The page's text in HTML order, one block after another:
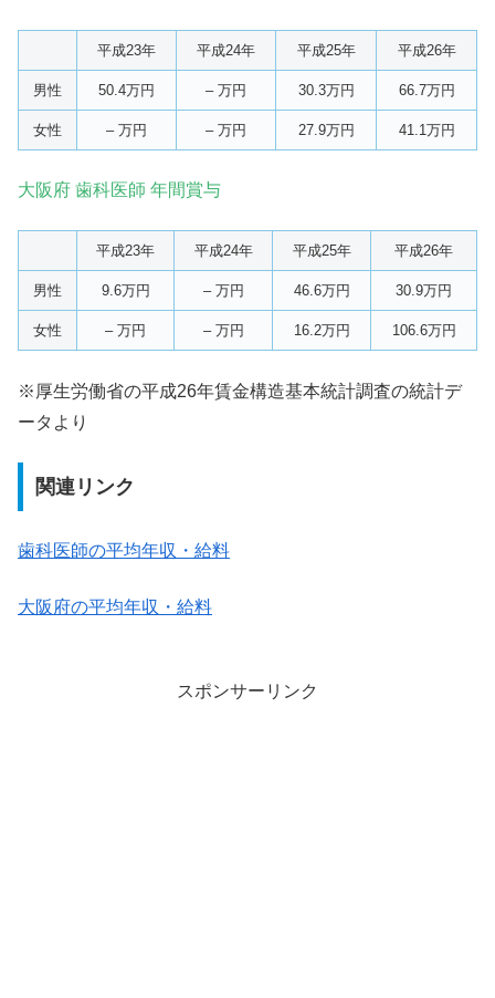
平成23年 平成24年 平成25年 平成26年
男性 50.4万円 – 万円 30.3万円 66.7万円
女性 – 万円 – 万円 27.9万円 41.1万円
大阪府 歯科医師 年間賞与
平成23年 平成24年 平成25年 平成26年
男性 9.6万円 – 万円 46.6万円 30.9万円
女性 – 万円 – 万円 16.2万円 106.6万円
※厚生労働省の平成26年賃金構造基本統計調査の統計デ
ータより
関連リンク
歯科医師の平均年収・給料
大阪府の平均年収・給料
スポンサーリンク